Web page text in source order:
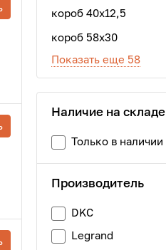
короб 40х12,5
короб 58x30
Показать еще 58
Наличие на складе
Только в наличии
Производитель
DKC
Legrand